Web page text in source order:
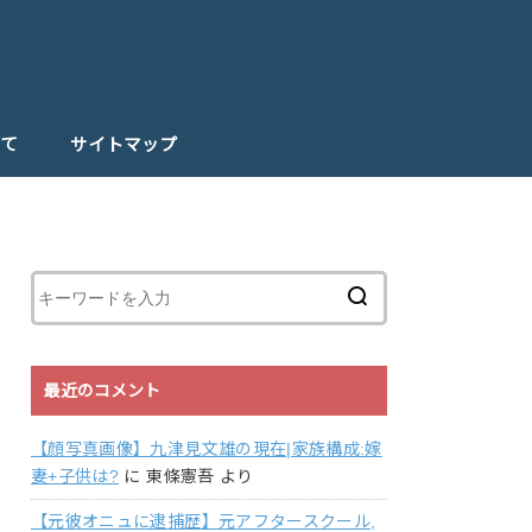
サイトマップ
最近のコメント
【顔写真画像】九津見文雄の現在|家族構成:嫁
妻+子供は? に東條憲吾 より
【元彼オニュに逮捕歴】元アフタースクール,